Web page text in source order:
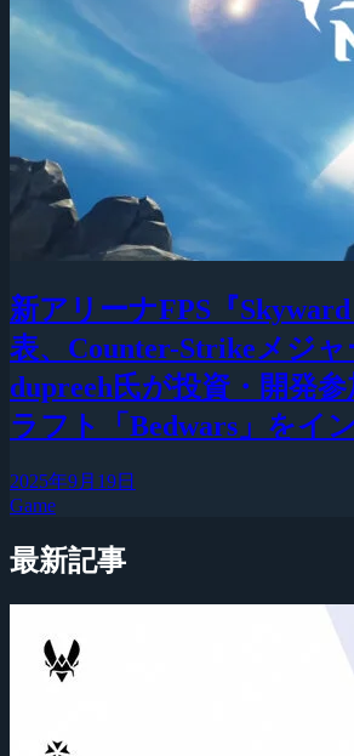
新アリーナFPS『
表、Counter-Strikeメジャ
dupreeh氏が投資・開発
ラフト「Bedwars」をイ
2025年9月19日
Game
最新記事